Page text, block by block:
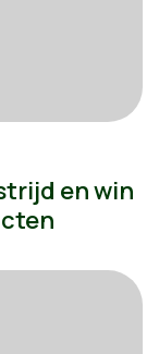
en win